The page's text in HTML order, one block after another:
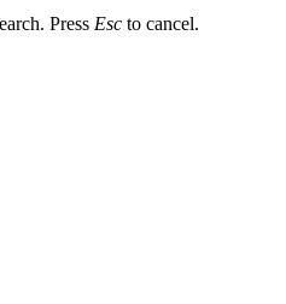
Press Esc to cancel.